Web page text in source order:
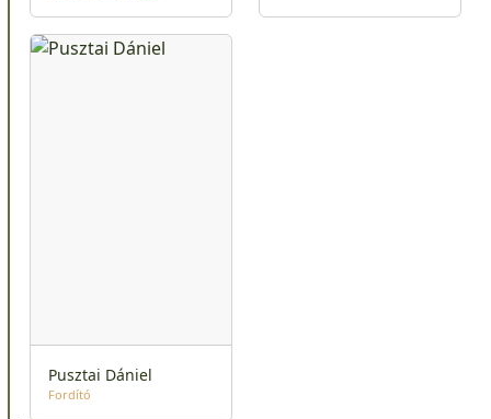
Pusztai Dániel
Fordító